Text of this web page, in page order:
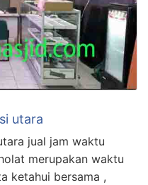
utara
jual jam waktu
merupakan waktu
ketahui bersama ,